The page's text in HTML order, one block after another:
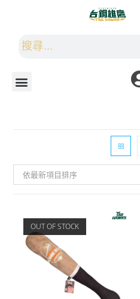
依最新項目排序
OUT OF STOCK